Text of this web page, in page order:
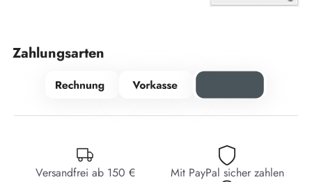
Zahlungsarten
Versandfrei ab 150 € Mit PayPal sicher zahlen